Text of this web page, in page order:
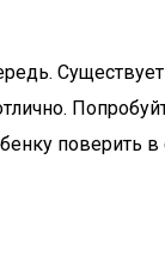
поверить